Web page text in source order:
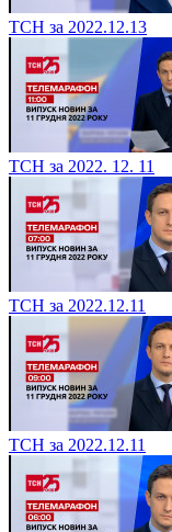
ТСН за 2022.12.13
ТСН за 2022. 12. 11
ТСН за 2022.12.11
ТСН за 2022.12.11